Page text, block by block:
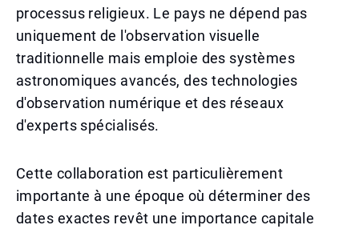
processus religieux. Le pays ne dépend pas
uniquement de l'observation visuelle
traditionnelle mais emploie des systèmes
astronomiques avancés, des technologies
d'observation numérique et des réseaux
d'experts spécialisés.
Cette collaboration est particulièrement
importante à une époque où déterminer des
dates exactes revêt une importance capitale